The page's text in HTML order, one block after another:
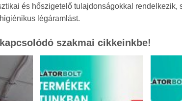
és hőszigetelő tulajdonságokkal
légáramlást.
szakmai cikkeinkbe!